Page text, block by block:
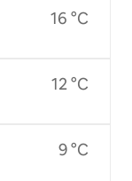
16 °C
12 °C
9 °C